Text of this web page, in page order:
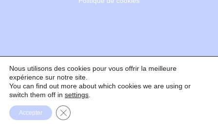
Recherche
Nous utilisons des cookies pour vous offrir la meilleure
expérience sur notre site.
You can find out more about which cookies we are using or
switch them off in settings
Accepter Fermer la bannière des cookies GDPR